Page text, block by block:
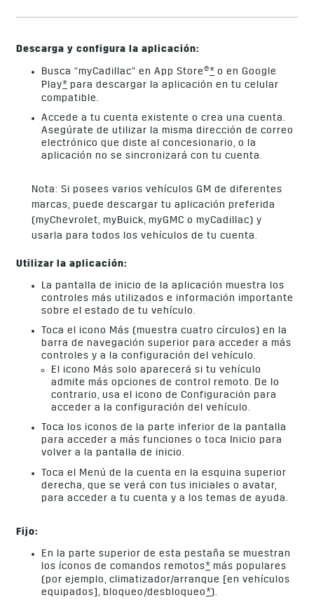
Descarga y configura la aplicación:
Busca "myCadillac" en App Store®*o en Google
Play*para descargar la aplicación en tu celular
compatible.
Accede a tu cuenta existente o crea una cuenta.
Asegúrate de utilizar la misma dirección de correo
electrónico que diste al concesionario, o la
aplicación no se sincronizará con tu cuenta.
Nota: Si posees varios vehículos GM de diferentes
marcas, puede descargar tu aplicación preferida
(myChevrolet, myBuick, myGMC o myCadillac) y
usarla para todos los vehículos de tu cuenta.
Utilizar la aplicación:
La pantalla de inicio de la aplicación muestra los
controles más utilizados e información importante
sobre el estado de tu vehículo.
Toca el icono Más (muestra cuatro círculos) en la
barra de navegación superior para acceder a más
controles y a la configuración del vehículo.
El icono Más solo aparecerá si tu vehículo
admite más opciones de control remoto. De lo
contrario, usa el icono de Configuración para
acceder a la configuración del vehículo.
Toca los iconos de la parte inferior de la pantalla
para acceder a más funciones o toca Inicio para
volver a la pantalla de inicio.
Toca el Menú de la cuenta en la esquina superior
derecha, que se verá con tus iniciales o avatar,
para acceder a tu cuenta y a los temas de ayuda.
Fijo:
En la parte superior de esta pestaña se muestran
los íconos de comandos remotos* más populares
(por ejemplo, climatizador/arranque [en vehículos
equipados], bloqueo/desbloqueo*).